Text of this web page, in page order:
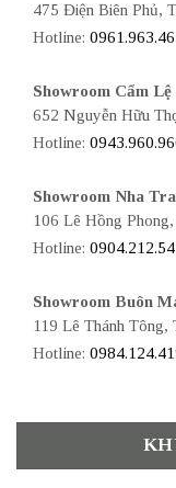
475 Điện Biên Phủ,
Hotline:
Showroom Cẩm
652 Nguyễn Hữu
Hotline:
Showroom Nha
106 Lê Hồng
Hotline:
Showroom Buôn
119 Lê Thánh
Hotline: